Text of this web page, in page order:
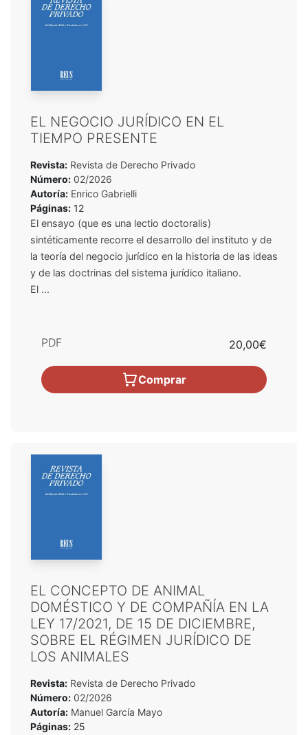
EL NEGOCIO JURÍDICO EN EL
TIEMPO PRESENTE
Revista: Revista de Derecho Privado
Número: 02/2026
Autoría: Enrico Gabrielli
Páginas: 12
El ensayo (que es una lectio doctoralis)
sintéticamente recorre el desarrollo del instituto y de
la teoría del negocio jurídico en la historia de las ideas
y de las doctrinas del sistema jurídico italiano.
El ...
PDF 20,00€
Comprar
EL CONCEPTO DE ANIMAL
DOMÉSTICO Y DE COMPAÑÍA EN LA
LEY 17/2021, DE 15 DE DICIEMBRE,
SOBRE EL RÉGIMEN JURÍDICO DE
LOS ANIMALES
Revista: Revista de Derecho Privado
Número: 02/2026
Autoría: Manuel García Mayo
Páginas: 25